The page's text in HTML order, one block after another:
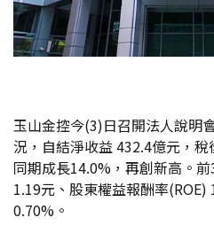
玉山金控今(3)日召開法人說明
況，自結淨收益 432.4億元，
同期成長14.0%，再創新高。
1.19元、股東權益報酬率
0.70%。